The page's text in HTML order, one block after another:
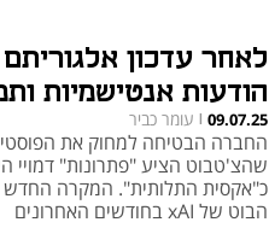
לאחר עדכון
הודעות אנטישמיות
09.07.25
| עומר כביר
החברה הבטיחה למחוק את
שהצ'טבוט הציע "פתרונות" דמויי
כ"אקסית התלותית". המקרה
הבוט של xAI בחודשים האחרונים